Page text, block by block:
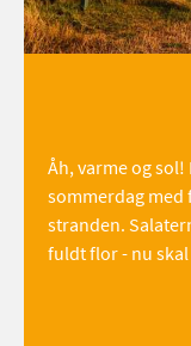
Åh, varme og
sommerdag med
stranden.
fuldt flor - nu